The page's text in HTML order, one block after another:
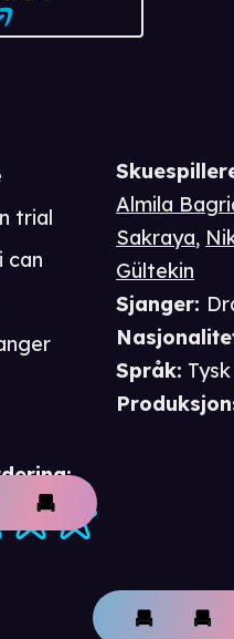
Almila
Sakraya,
Gültekin
Sjanger:
Språk: Tysk
trial
can